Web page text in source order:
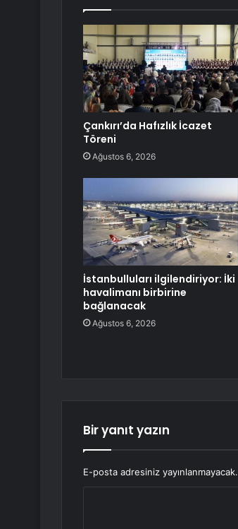
Çankırı’da Hafızlık İcazet
Töreni
Ağustos 6, 2026
İstanbulluları ilgilendiriyor: İki
havalimanı birbirine
bağlanacak
Ağustos 6, 2026
Bir yanıt yazın
E-posta adresiniz yayınlanmayacak.